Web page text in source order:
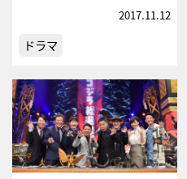
2017.11.12
ドラマ